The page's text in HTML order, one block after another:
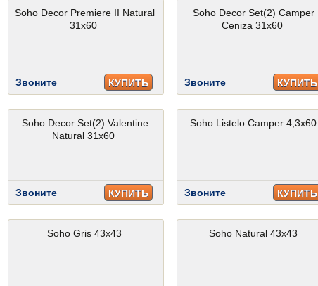
Soho Decor Premiere II Natural
31x60
Звоните КУПИТЬ
Soho Decor Set(2) Camper
Ceniza 31x60
Звоните КУПИТЬ
Soho Decor Set(2) Valentine
Natural 31x60
Звоните КУПИТЬ
Soho Listelo Camper 4,3x60
Звоните КУПИТЬ
Soho Gris 43x43 Soho Natural 43x43